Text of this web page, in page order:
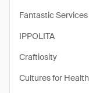
Fantastic
IPPOLITA
Craftiosity
Cultures for Health